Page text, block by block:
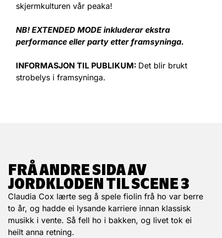
skjermkulturen vår peaka!
NB! EXTENDED MODE inkluderar ekstra
performance eller party etter framsyninga.
INFORMASJON TIL PUBLIKUM: Det blir brukt
strobelys i framsyninga.
FRÅ ANDRE SIDA AV
JORDKLODEN TIL SCENE 3
Claudia Cox lærte seg å spele fiolin frå ho var berre
to år, og hadde ei lysande karriere innan klassisk
musikk i vente. Så fell ho i bakken, og livet tok ei
heilt anna retning.